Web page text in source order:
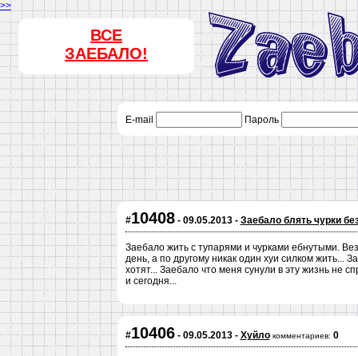
>>
ВСЕ
ЗАЕБАЛО!
E-mail Пароль
#10408- 09.05.2013 - Заебало блять чурки
Заебало жить с тупарями и чурками ебнутыми.
день, а по другому никак один хуи силком жить...
хотят... Заебало что меня сунули в эту жизнь не
и сегодня...
#10406- 09.05.2013 - Хуйло комментариев: 0